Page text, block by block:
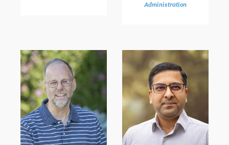
Administration